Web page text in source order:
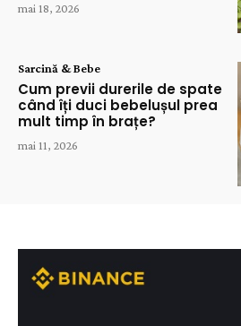
mai 18, 2026
Sarcină & Bebe
Cum previi durerile de spate
când îți duci bebelușul prea
mult timp în brațe?
mai 11, 2026